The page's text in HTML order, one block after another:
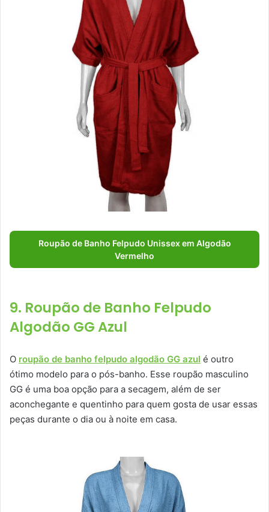
Roupão de Banho Felpudo Unissex em Algodão
Vermelho
9. Roupão de Banho Felpudo
Algodão GG Azul
O roupão de banho felpudo algodão GG azul é outro
ótimo modelo para o pós-banho. Esse roupão masculino
GG é uma boa opção para a secagem, além de ser
aconchegante e quentinho para quem gosta de usar essas
peças durante o dia ou à noite em casa.